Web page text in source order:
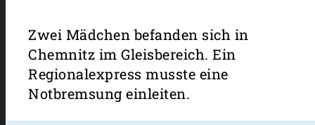
Zwei Mädchen befanden sich in
Chemnitz im Gleisbereich. Ein
Regionalexpress musste eine
Notbremsung einleiten.